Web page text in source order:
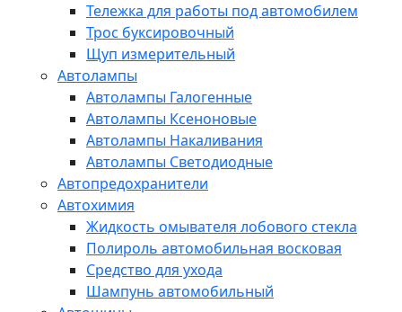
Тележка для работы под автомобилем
Трос буксировочный
Щуп измерительный
Автолампы
Автолампы Галогенные
Автолампы Ксеноновые
Автолампы Накаливания
Автолампы Светодиодные
Автопредохранители
Автохимия
Жидкость омывателя лобового стекла
Полироль автомобильная восковая
Средство для ухода
Шампунь автомобильный